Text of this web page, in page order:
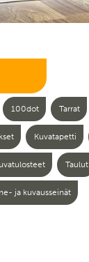
100dot Tarrat
Kuvatapetti
Taulut
ja kuvausseinät